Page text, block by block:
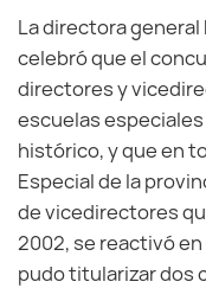
La directora general
celebró que el
directores y
escuelas especiales
histórico, y que en
Especial de la
de vicedirectores
2002, se reactivó en
pudo titularizar dos